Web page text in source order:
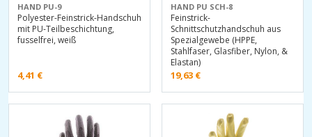
HAND PU-9
Polyester-Feinstrick-Handschuh
mit PU-Teilbeschichtung,
fusselfrei, weiß
4,41 €
HAND PU SCH-8
Feinstrick-
Schnittschutzhandschuh aus
Spezialgewebe (HPPE,
Stahlfaser, Glasfiber, Nylon, &
Elastan)
19,63 €